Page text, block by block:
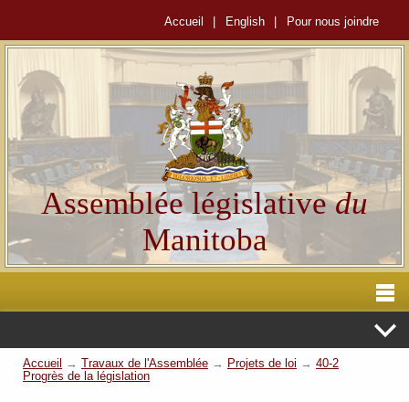
Accueil English Pour nous joindre
Assemblée législativedu
Manitoba
Accueil → Travaux de l'Assemblée → Projets de loi → 40-2
Progrès de la législation